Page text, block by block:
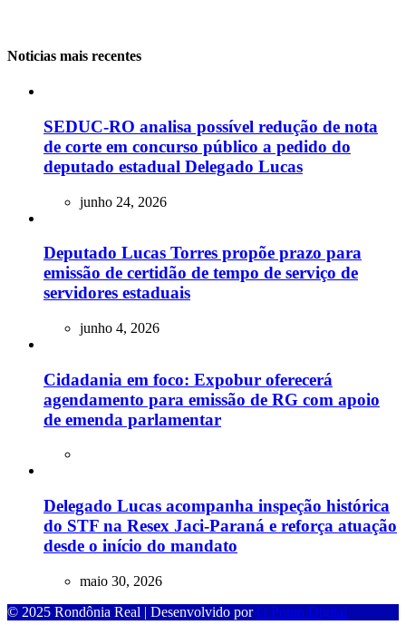
Noticias mais recentes
SEDUC-RO analisa possível redução de nota
de corte em concurso público a pedido do
deputado estadual Delegado Lucas
junho 24, 2026
Deputado Lucas Torres propõe prazo para
emissão de certidão de tempo de serviço de
servidores estaduais
junho 4, 2026
Cidadania em foco: Expobur oferecerá
agendamento para emissão de RG com apoio
de emenda parlamentar
Delegado Lucas acompanha inspeção histórica
do STF na Resex Jaci-Paraná e reforça atuação
desde o início do mandato
maio 30, 2026
© 2025 Rondônia Real | Desenvolvido por O Ponto Digital